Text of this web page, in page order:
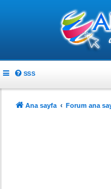
SSS
Ana sayfa Forum ana